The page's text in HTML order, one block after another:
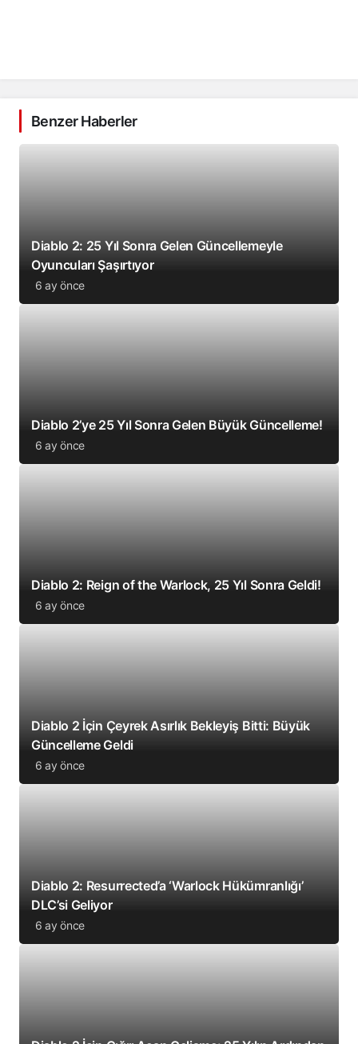
Benzer Haberler
Diablo 2: 25 Yıl Sonra Gelen Güncellemeyle
Oyuncuları Şaşırtıyor
6 ay önce
Diablo 2’ye 25 Yıl Sonra Gelen Büyük Güncelleme!
6 ay önce
Diablo 2: Reign of the Warlock, 25 Yıl Sonra Geldi!
6 ay önce
Diablo 2 İçin Çeyrek Asırlık Bekleyiş Bitti: Büyük
Güncelleme Geldi
6 ay önce
Diablo 2: Resurrected’a ‘Warlock Hükümranlığı’
DLC’si Geliyor
6 ay önce